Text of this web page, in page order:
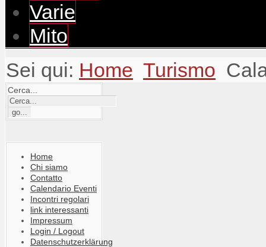
Varie
Mito
Sei qui: Home Turismo
Cerca...
Home
Chi siamo
Contatto
Calendario Eventi
Incontri regolari
link interessanti
Impressum
Login / Logout
Datenschutzerklärung